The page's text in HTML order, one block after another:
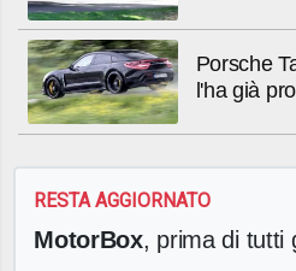
Porsche
l'ha già
RESTA AGGIORNATO
MotorBox, prima di tutti